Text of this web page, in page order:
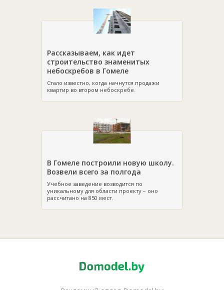
Рассказываем, как идет
строительство знаменитых
небоскребов в Гомеле
Стало известно, когда начнутся продажи
квартир во втором небоскребе.
В Гомеле построили новую школу.
Возвели всего за полгода
Учебное заведение возводится по
уникальному для области проекту – оно
рассчитано на 850 мест.